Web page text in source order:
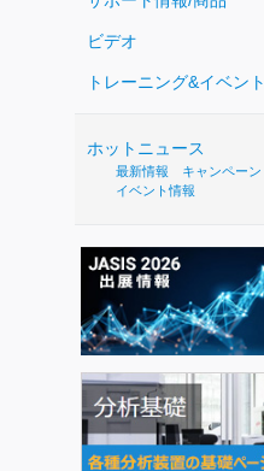
ビデオ
トレーニング&イベント
ホットニュース
最新情報
キャンペーン
イベント情報